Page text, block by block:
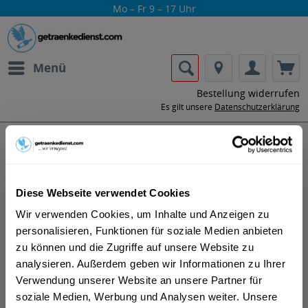
Diese Webseite verwendet Cookies
Wir verwenden Cookies, um Inhalte und Anzeigen zu
personalisieren, Funktionen für soziale Medien anbieten
zu können und die Zugriffe auf unsere Website zu
analysieren. Außerdem geben wir Informationen zu Ihrer
Verwendung unserer Website an unsere Partner für
soziale Medien, Werbung und Analysen weiter. Unsere
Mo – Fr 9 – 17 Uhr
Menü
Bestellung widerrufen
Es gilt unsere Datenschutzerklärung
Lass dir die Getränke von Partisan nach
Hause oder ins Büro liefern.